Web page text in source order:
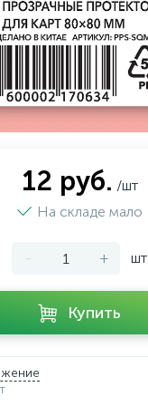
12 руб. /шт
На складе мало
- + шт
Купить